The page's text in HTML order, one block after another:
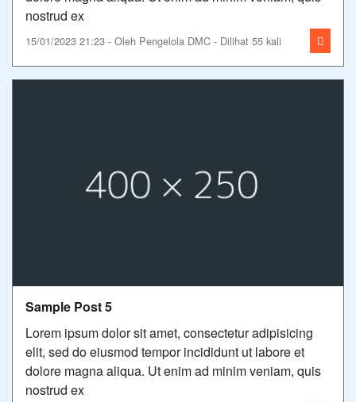
nostrud ex
15/01/2023 21:23 - Oleh Pengelola DMC - Dilihat 55 kali
Sample Post 5
Lorem ipsum dolor sit amet, consectetur adipisicing
elit, sed do eiusmod tempor incididunt ut labore et
dolore magna aliqua. Ut enim ad minim veniam, quis
nostrud ex